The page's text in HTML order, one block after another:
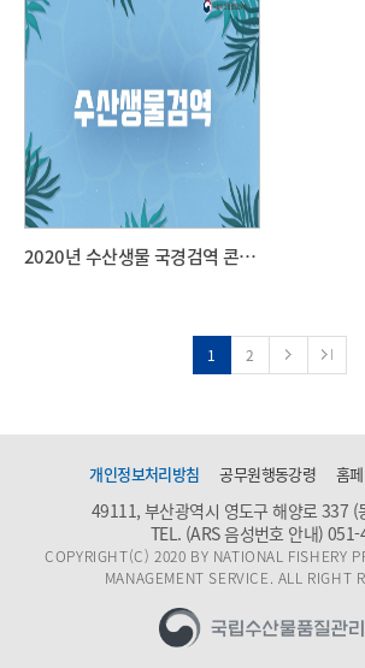
2020년 수산생물 국경검역 콘텐츠 공모전
1 2
개인정보처리방침 공무원행동강령 홈
49111, 부산광역시 영도구 해양로 337 (
TEL. (ARS 음성번호 안내)051-
COPYRIGHT(C) 2020 BY NATIONAL FISHERY
MANAGEMENT SERVICE. ALL RIGHT